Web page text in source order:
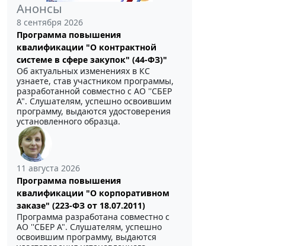
Анонсы
8 сентября 2026
Программа повышения
квалификации "О контрактной
системе в сфере закупок" (44-ФЗ)"
Об актуальных изменениях в КС
узнаете, став участником программы,
разработанной совместно с АО ''СБЕР
А". Слушателям, успешно освоившим
программу, выдаются удостоверения
установленного образца.
11 августа 2026
Программа повышения
квалификации "О корпоративном
заказе" (223-ФЗ от 18.07.2011)
Программа разработана совместно с
АО ''СБЕР А". Слушателям, успешно
освоившим программу, выдаются